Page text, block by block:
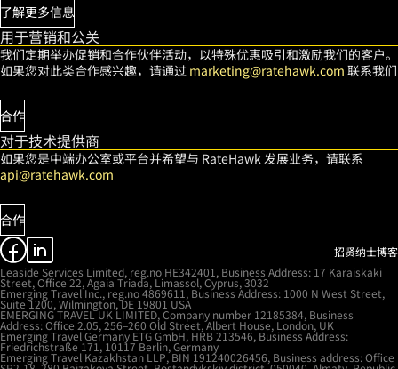
了解更多信息
用于营销和公关
我们定期举办促销和合作伙伴活动，以特殊优惠吸引和激励我们的客户。
如果您对此类合作感兴趣，请通过 marketing@ratehawk.com 联系我们
合作
对于技术提供商
如果您是中端办公室或平台并希望与 RateHawk 发展业务，请联系
api@ratehawk.com
合作
招贤纳士博客
Leaside Services Limited, reg.no HE342401, Business Address: 17 Karaiskaki
Street, Office 22, Agaia Triada, Limassol, Cyprus, 3032
Emerging Travel Inc., reg.no 4869611, Business Address: 1000 N West Street,
Suite 1200, Wilmington, DE 19801 USA
EMERGING TRAVEL UK LIMITED, Company number 12185384, Business
Address: Office 2.05, 256–260 Old Street, Albert House, London, UK
Emerging Travel Germany ETG GmbH, HRB 213546, Business Address:
Friedrichstraße 171, 10117 Berlin, Germany
Emerging Travel Kazakhstan LLP, BIN 191240026456, Business address: Office